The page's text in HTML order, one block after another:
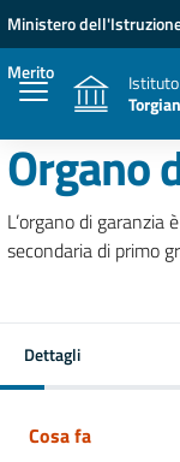
Vai ai contenuti
Vai al menu di
Vai al footer
Ministero
Merito
Organo
L’organo di garanzia
secondaria di primo
Dettagli
Cosa fa